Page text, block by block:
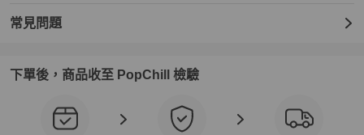
常見問題
下單後，商品收至 PopChill 檢驗